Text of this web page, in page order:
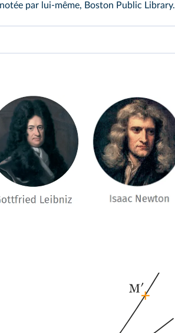
par lui-même, Boston Public Library.